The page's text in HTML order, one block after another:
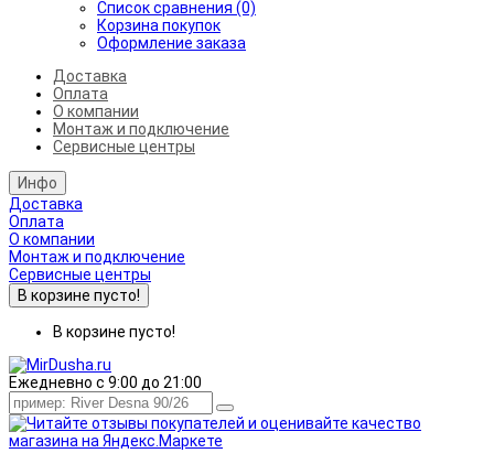
Список сравнения (0)
Корзина покупок
Оформление заказа
Доставка
Оплата
О компании
Монтаж и подключение
Сервисные центры
Инфо
Доставка
Оплата
О компании
Монтаж и подключение
Сервисные центры
В корзине пусто!
В корзине пусто!
Ежедневно с 9:00 до 21:00